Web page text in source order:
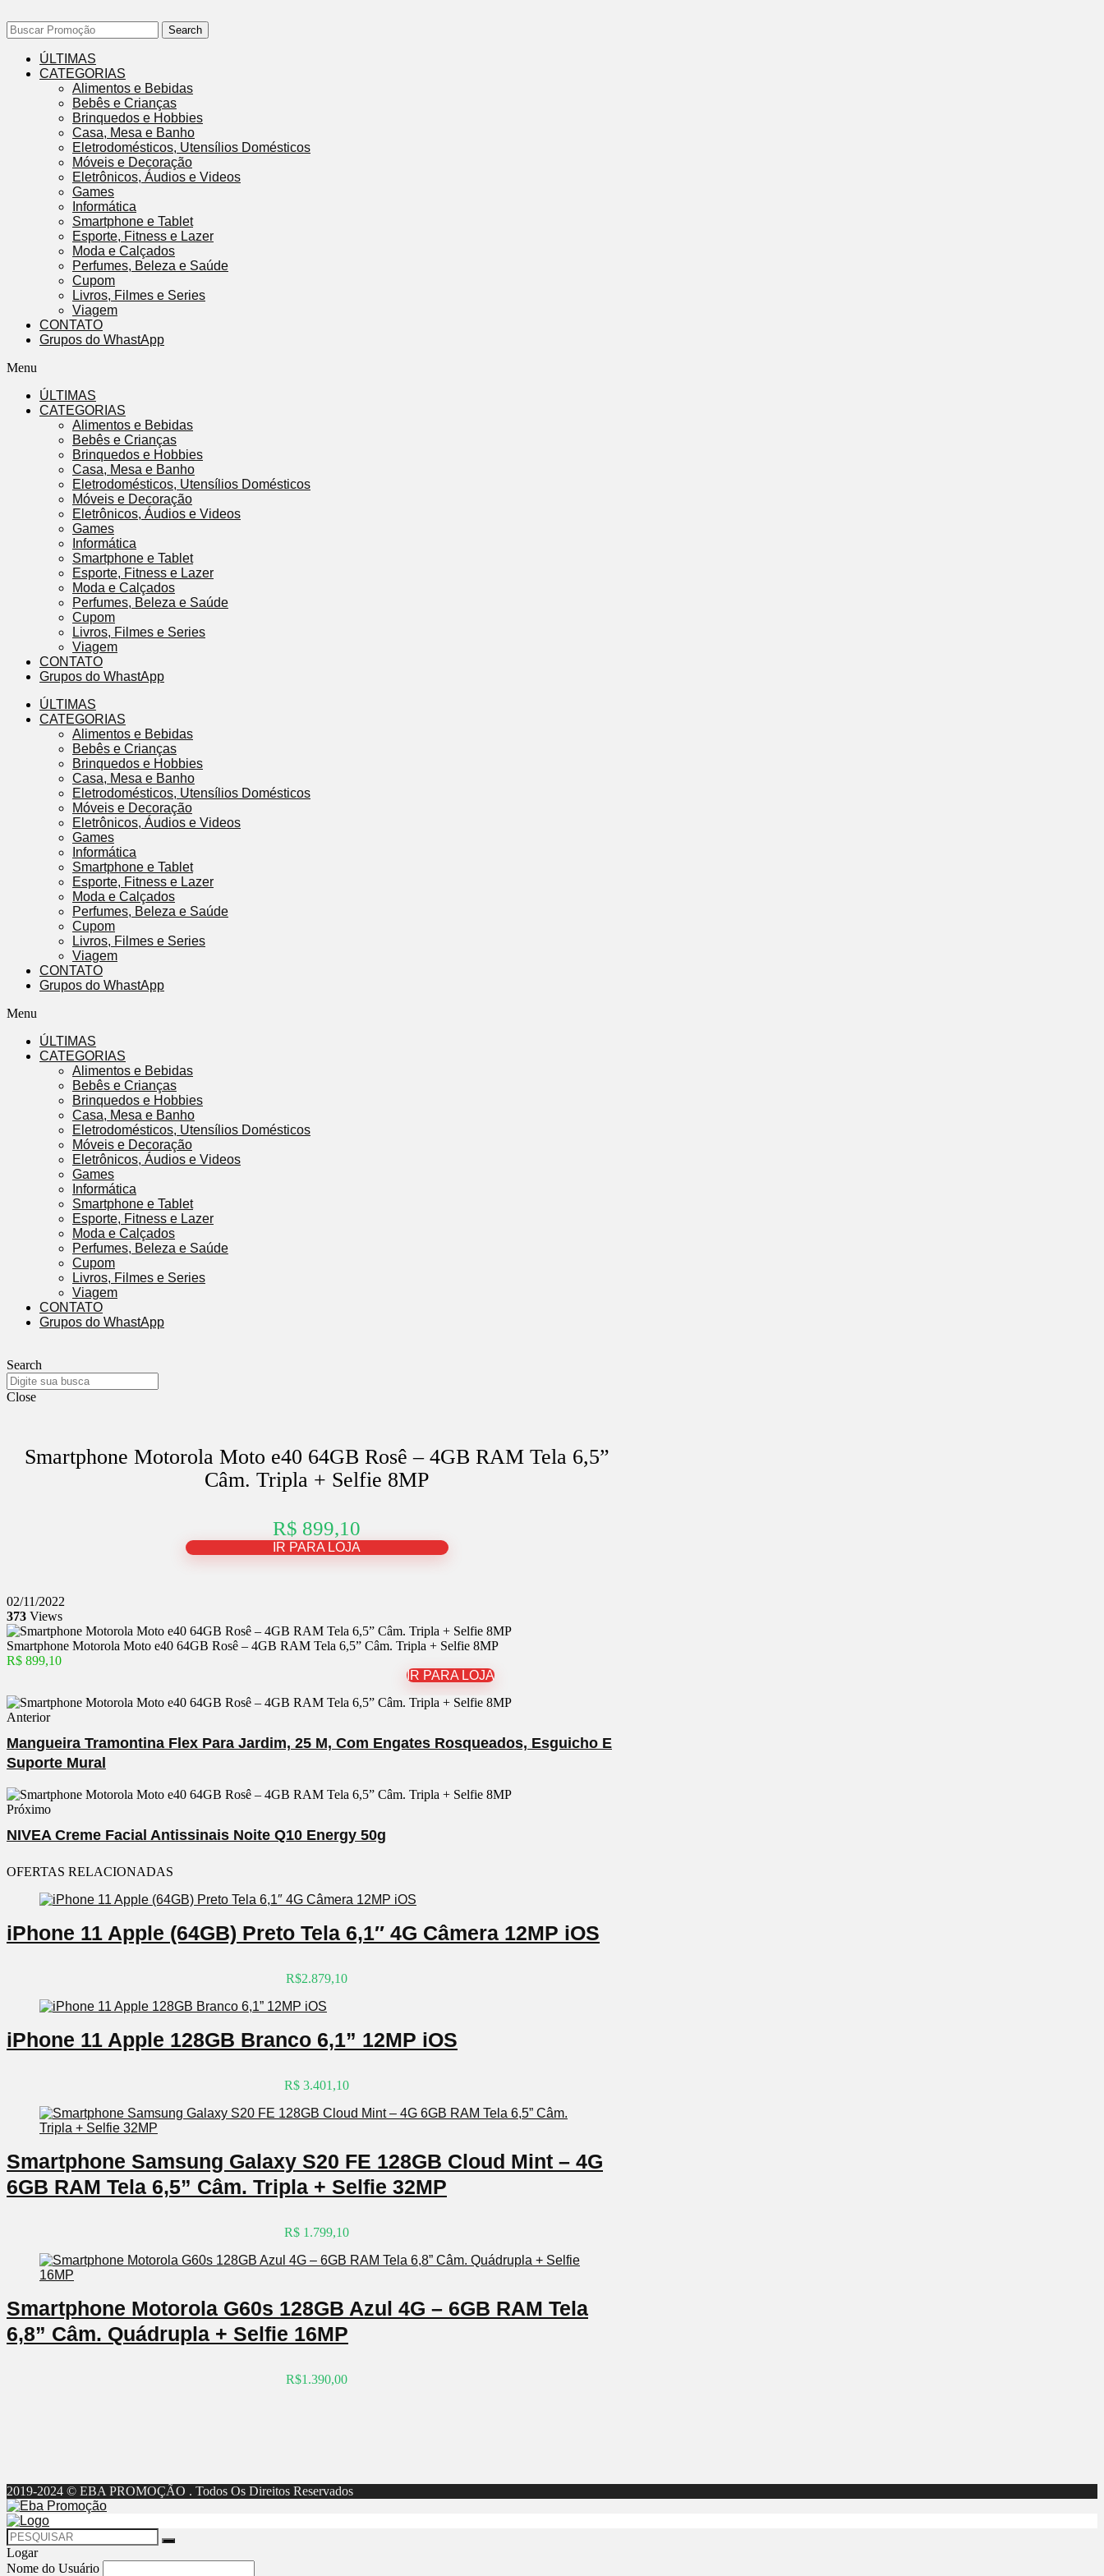
Search
ÚLTIMAS
CATEGORIAS
Alimentos e Bebidas
Bebês e Crianças
Brinquedos e Hobbies
Casa, Mesa e Banho
Eletrodomésticos, Utensílios Domésticos
Móveis e Decoração
Eletrônicos, Áudios e Videos
Games
Informática
Smartphone e Tablet
Esporte, Fitness e Lazer
Moda e Calçados
Perfumes, Beleza e Saúde
Cupom
Livros, Filmes e Series
Viagem
CONTATO
Grupos do WhastApp
Menu
ÚLTIMAS
CATEGORIAS
Alimentos e Bebidas
Bebês e Crianças
Brinquedos e Hobbies
Casa, Mesa e Banho
Eletrodomésticos, Utensílios Domésticos
Móveis e Decoração
Eletrônicos, Áudios e Videos
Games
Informática
Smartphone e Tablet
Esporte, Fitness e Lazer
Moda e Calçados
Perfumes, Beleza e Saúde
Cupom
Livros, Filmes e Series
Viagem
CONTATO
Grupos do WhastApp
ÚLTIMAS
CATEGORIAS
Alimentos e Bebidas
Bebês e Crianças
Brinquedos e Hobbies
Casa, Mesa e Banho
Eletrodomésticos, Utensílios Domésticos
Móveis e Decoração
Eletrônicos, Áudios e Videos
Games
Informática
Smartphone e Tablet
Esporte, Fitness e Lazer
Moda e Calçados
Perfumes, Beleza e Saúde
Cupom
Livros, Filmes e Series
Viagem
CONTATO
Grupos do WhastApp
Menu
ÚLTIMAS
CATEGORIAS
Alimentos e Bebidas
Bebês e Crianças
Brinquedos e Hobbies
Casa, Mesa e Banho
Eletrodomésticos, Utensílios Domésticos
Móveis e Decoração
Eletrônicos, Áudios e Videos
Games
Informática
Smartphone e Tablet
Esporte, Fitness e Lazer
Moda e Calçados
Perfumes, Beleza e Saúde
Cupom
Livros, Filmes e Series
Viagem
CONTATO
Grupos do WhastApp
Search
Close
Smartphone Motorola Moto e40 64GB Rosê – 4GB RAM Tela 6,5”
Câm. Tripla + Selfie 8MP
R$ 899,10
IR PARA LOJA
02/11/2022
373 Views
Smartphone Motorola Moto e40 64GB Rosê – 4GB RAM Tela 6,5” Câm. Tripla + Selfie 8MP
R$ 899,10
IR PARA LOJA
Anterior
Mangueira Tramontina Flex Para Jardim, 25 M, Com Engates Rosqueados, Esguicho E
Suporte Mural
Próximo
NIVEA Creme Facial Antissinais Noite Q10 Energy 50g
OFERTAS RELACIONADAS
iPhone 11 Apple (64GB) Preto Tela 6,1″ 4G Câmera 12MP iOS
R$2.879,10
iPhone 11 Apple 128GB Branco 6,1” 12MP iOS
R$ 3.401,10
Smartphone Samsung Galaxy S20 FE 128GB Cloud Mint – 4G
6GB RAM Tela 6,5” Câm. Tripla + Selfie 32MP
R$ 1.799,10
Smartphone Motorola G60s 128GB Azul 4G – 6GB RAM Tela
6,8” Câm. Quádrupla + Selfie 16MP
R$1.390,00
2019-2024 © EBA PROMOÇÃO . Todos Os Direitos Reservados
Logar
Nome do Usuário